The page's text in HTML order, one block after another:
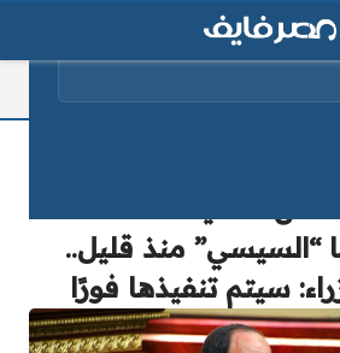
“السيسي” منذ قليل..
سيتم تنفيذها فورًا